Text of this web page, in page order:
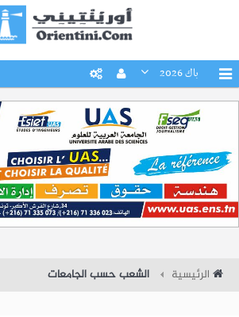
باك 2026
الرئيسية الشعب حسب الجامعات